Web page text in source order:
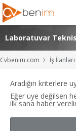
Laboratuvar
Cvbenim.com İş İlanları
Aradığın kriterlere
Eğer üye değilsen
ilk sana haber